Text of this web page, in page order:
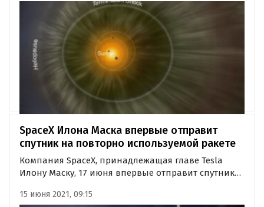
SpaceX Илона Маска впервые отправит
спутник на повторно используемой ракете
Компания SpaceX, принадлежащая главе Tesla
Илону Маску, 17 июня впервые отправит спутник
полет позволит США сэкономить около 64 млн
15 июня 2021, 09:15